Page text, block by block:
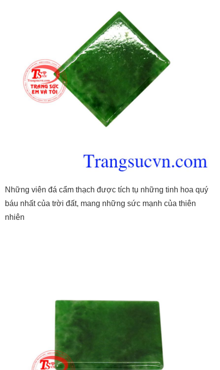
Những viên đá cẩm thạch được tích tụ những tinh hoa quý
báu nhất của trời đất, mang những sức mạnh của thiên
nhiên